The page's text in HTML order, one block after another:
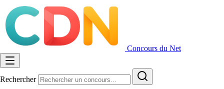
Concours du Net
Rechercher